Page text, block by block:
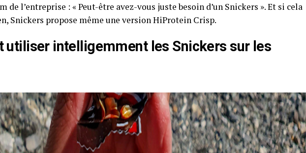
de l’entreprise : « Peut-être avez-vous juste besoin d’un Snickers ». Et si cela
Snickers propose même une version HiProtein Crisp.
utiliser intelligemment les Snickers sur les